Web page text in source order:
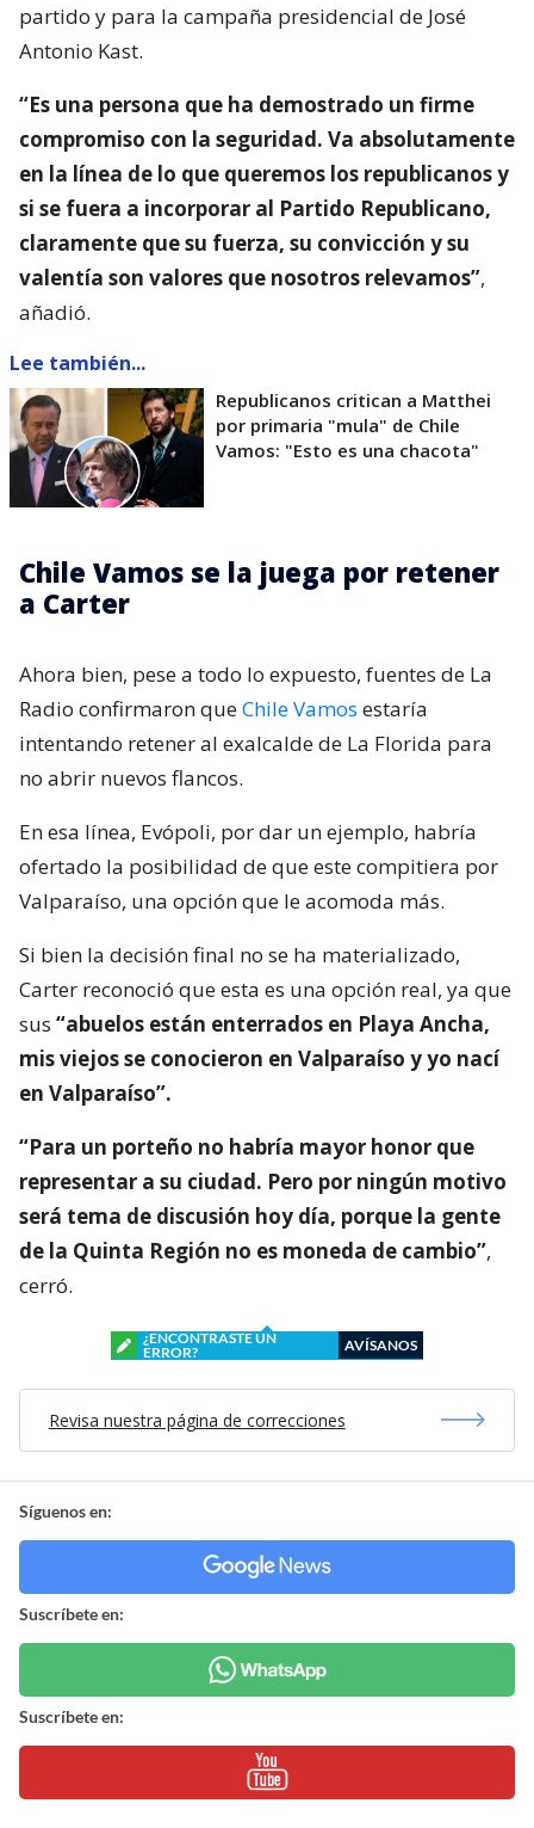
partido y para la campaña presidencial de José
Antonio Kast.
“Es una persona que ha demostrado un firme
compromiso con la seguridad. Va absolutamente
en la línea de lo que queremos los republicanos y
si se fuera a incorporar al Partido Republicano,
claramente que su fuerza, su convicción y su
valentía son valores que nosotros relevamos”,
añadió.
Lee también...
Republicanos critican a Matthei
por primaria "mula" de Chile
Vamos: "Esto es una chacota"
Chile Vamos se la juega por retener
a Carter
Ahora bien, pese a todo lo expuesto, fuentes de La
Radio confirmaron queChile Vamos estaría
intentando retener al exalcalde de La Florida para
no abrir nuevos flancos.
En esa línea, Evópoli, por dar un ejemplo, habría
ofertado la posibilidad de que este compitiera por
Valparaíso, una opción que le acomoda más.
Si bien la decisión final no se ha materializado,
Carter reconoció que esta es una opción real, ya que
sus “abuelos están enterrados en Playa Ancha,
mis viejos se conocieron en Valparaíso y yo nací
en Valparaíso”.
“Para un porteño no habría mayor honor que
representar a su ciudad. Pero por ningún motivo
será tema de discusión hoy día, porque la gente
de la Quinta Región no es moneda de cambio”,
cerró.
¿ENCONTRASTE UN
ERROR?
AVÍSANOS
Revisa nuestra página de correcciones
Síguenos en:
Suscríbete en:
Suscríbete en: